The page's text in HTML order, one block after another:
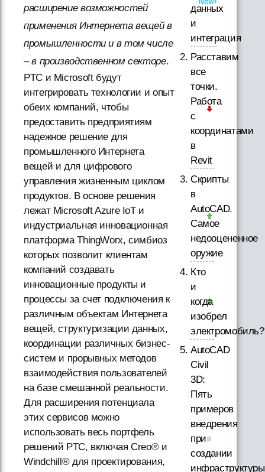
расширение возможностей
применения Интернета вещей в
промышленности и в том числе
– в производственном секторе.
PTC и Microsoft будут
интегрировать технологии и опыт
обеих компаний, чтобы
предоставить предприятиям
надежное решение для
промышленного Интернета
вещей и для цифрового
управления жизненным циклом
продуктов. В основе решения
лежат Microsoft Azure IoT и
индустриальная инновационная
платформа ThingWorx, симбиоз
которых позволит клиентам
компаний создавать
инновационные продукты и
процессы за счет подключения к
различным объектам Интернета
вещей, структуризации данных,
координации различных бизнес-
систем и прорывных методов
взаимодействия пользователей
на базе смешанной реальности.
Для расширения потенциала
этих сервисов можно
использовать весь портфель
решений PTC, включая Creo® и
Windchill® для проектирования,
данных
и
интеграция
Расставим
все
точки.
Работа
с
координатами
в
Revit
Скрипты
в
AutoCAD.
Самое
недооцененное
оружие
Кто
и
когда
изобрел
электромобиль?
AutoCAD
Civil
3D:
Пять
примеров
внедрения
при
создании
инфраструктуры